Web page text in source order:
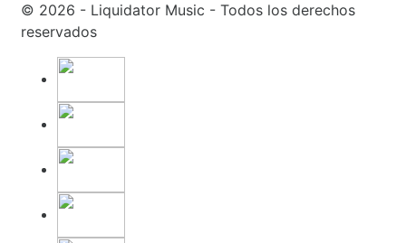
© 2026 - Liquidator Music - Todos los derechos
reservados